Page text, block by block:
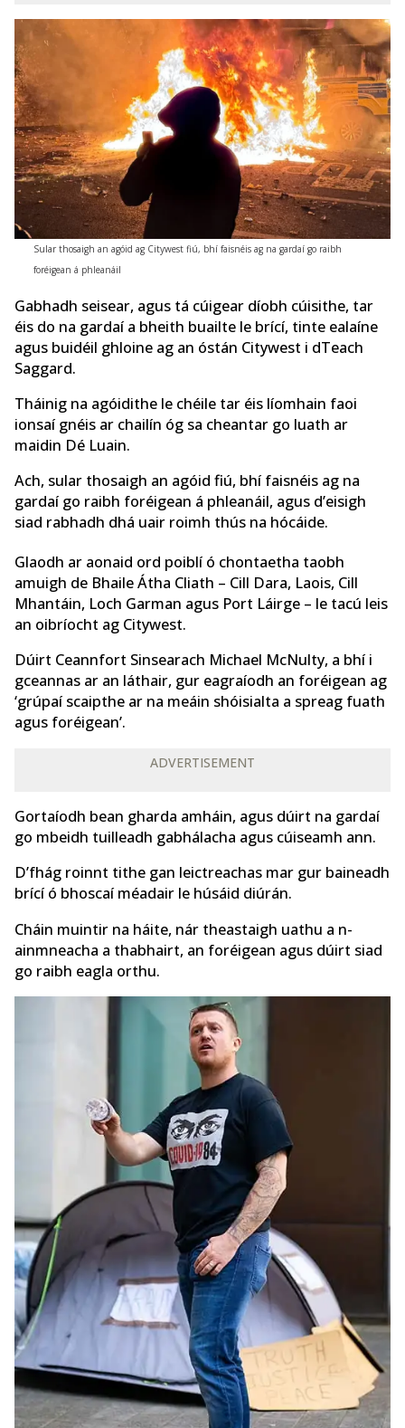
Sular thosaigh an agóid ag Citywest fiú, bhí faisnéis ag na gardaí go raibh
foréigean á phleanáil
Gabhadh seisear, agus tá cúigear díobh cúisithe, tar
éis do na gardaí a bheith buailte le brící, tinte ealaíne
agus buidéil ghloine ag an óstán Citywest i dTeach
Saggard.
Tháinig na agóidithe le chéile tar éis líomhain faoi
ionsaí gnéis ar chailín óg sa cheantar go luath ar
maidin Dé Luain.
Ach, sular thosaigh an agóid fiú, bhí faisnéis ag na
gardaí go raibh foréigean á phleanáil, agus d’eisigh
siad rabhadh dhá uair roimh thús na hócáide.
Glaodh ar aonaid ord poiblí ó chontaetha taobh
amuigh de Bhaile Átha Cliath – Cill Dara, Laois, Cill
Mhantáin, Loch Garman agus Port Láirge – le tacú leis
an oibríocht ag Citywest.
Dúirt Ceannfort Sinsearach Michael McNulty, a bhí i
gceannas ar an láthair, gur eagraíodh an foréigean ag
‘grúpaí scaipthe ar na meáin shóisialta a spreag fuath
agus foréigean’.
ADVERTISEMENT
Gortaíodh bean gharda amháin, agus dúirt na gardaí
go mbeidh tuilleadh gabhálacha agus cúiseamh ann.
D’fhág roinnt tithe gan leictreachas mar gur baineadh
brící ó bhoscaí méadair le húsáid diúrán.
Cháin muintir na háite, nár theastaigh uathu a n-
ainmneacha a thabhairt, an foréigean agus dúirt siad
go raibh eagla orthu.